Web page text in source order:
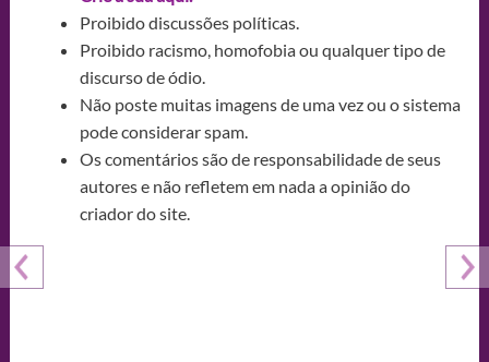
Proibido discussões políticas.
Proibido racismo, homofobia ou qualquer tipo de
discurso de ódio.
Não poste muitas imagens de uma vez ou o sistema
pode considerar spam.
Os comentários são de responsabilidade de seus
autores e não refletem em nada a opinião do
criador do site.